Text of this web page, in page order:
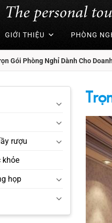
The personal
GIỚI THIỆU PHÒNG
Gói Phòng Nghỉ Dành Cho
rượu
khỏe
họp